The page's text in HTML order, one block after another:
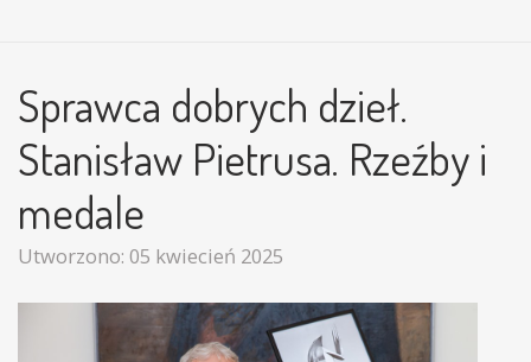
Sprawca dobrych dzieł.
Stanisław Pietrusa. Rzeźby i
medale
Utworzono: 05 kwiecień 2025